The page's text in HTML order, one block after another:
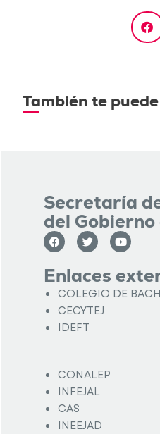
También te
Secretaría
del
Enlaces
COLEGIO DE
CECYTEJ
IDEFT
CONALEP
INFEJAL
CAS
INEEJAD